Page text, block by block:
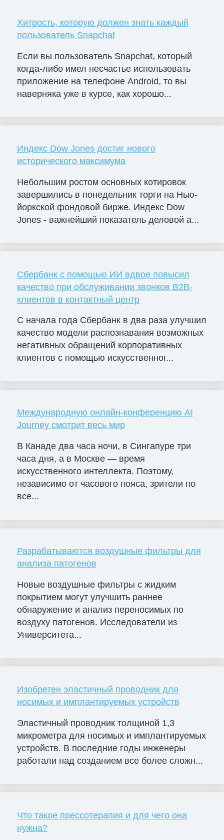
Хитрость, которую должен знать каждый
пользователь Snapchat
Если вы пользователь Snapchat, который
когда-либо имел несчастье использовать
приложение на телефоне Android, то вы
наверняка уже в курсе, как хорошо...
Индекс Dow Jones достиг нового
исторического максимума
Небольшим ростом основных котировок
завершились в понедельник торги на Нью-
йоркской фондовой бирже. Индекс Dow
Jones - важнейший показатель деловой а...
Сбербанк с помощью ИИ вдвое повысил
качество при обслуживании звонков B2B-
клиентов в контактный центр
С начала года Сбербанк в два раза улучшил
качество модели распознавания возможных
негативных обращений корпоративных
клиентов с помощью искусственног...
Международную онлайн-конференцию AI
Journey смотрит весь мир
В Канаде два часа ночи, в Сингапуре три
часа дня, а в Москве — время
искусственного интеллекта. Поэтому,
независимо от часового пояса, зрители по
все...
Разрабатываются воздушные фильтры для
анализа патогенов
Новые воздушные фильтры с жидким
покрытием могут улучшить раннее
обнаружение и анализ переносимых по
воздуху патогенов. Исследователи из
Университета...
Изобретен эластичный проводник для
носимых и имплантируемых устройств
Эластичный проводник толщиной 1,3
микрометра для носимых и имплантируемых
устройств. В последние годы инженеры
работали над созданием все более сложн...
Что такое прессотерапия и для чего она
нужна?